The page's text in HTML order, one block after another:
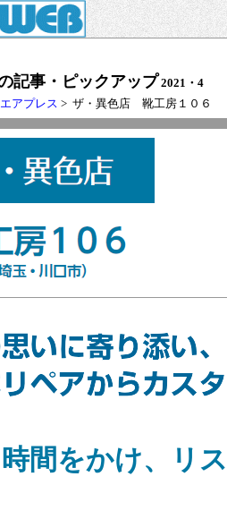
記事・ピックアップ 2021・4
アプレス > ザ・異色店 靴工房１０６
間をかけ、リ